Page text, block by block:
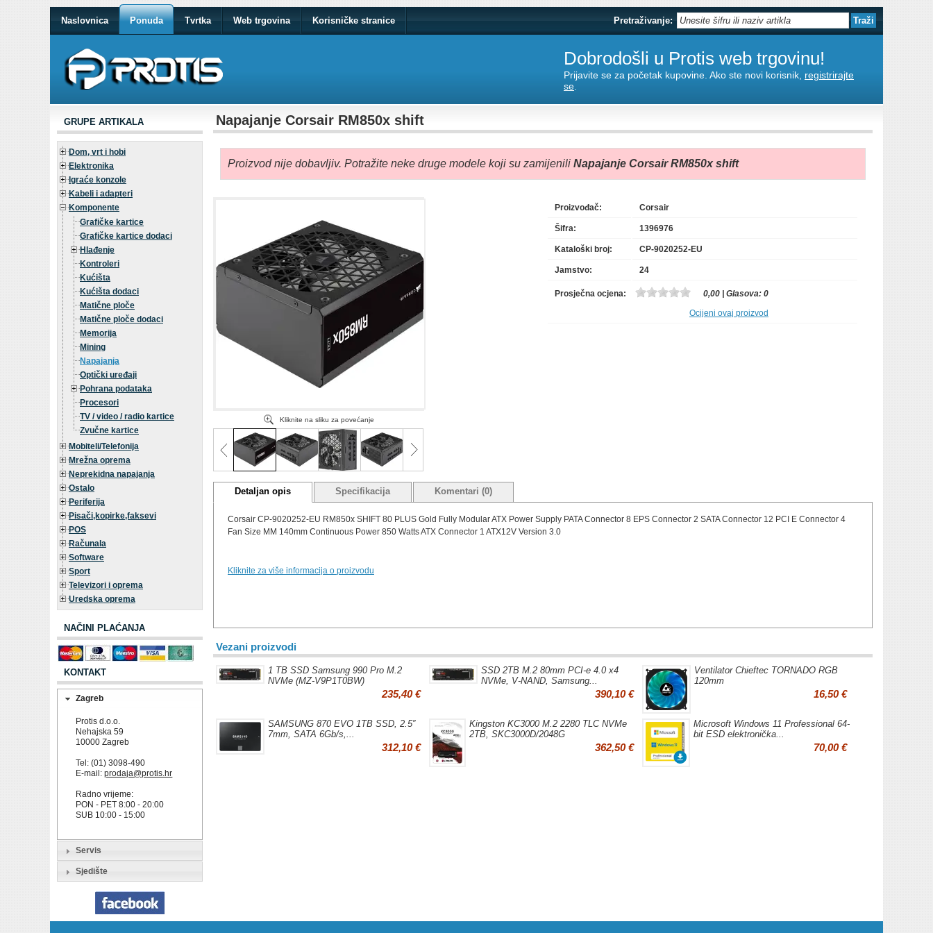
Naslovnica Ponuda Tvrtka Web trgovina Korisničke stranice Pretraživanje:
Dobrodošli u Protis web trgovinu!
Prijavite se za početak kupovine. Ako ste novi korisnik, registrirajte
se
GRUPE ARTIKALA
Dom, vrt i hobi
Elektronika
Igraće konzole
Kabeli i adapteri
Komponente
Grafičke kartice
Grafičke kartice dodaci
Hlađenje
Kontroleri
Kućišta
Kućišta dodaci
Matične ploče
Matične ploče dodaci
Memorija
Mining
Napajanja
Optički uređaji
Pohrana podataka
Procesori
TV / video / radio kartice
Zvučne kartice
Mobiteli/Telefonija
Mrežna oprema
Neprekidna napajanja
Ostalo
Periferija
Pisači,kopirke,faksevi
POS
Računala
Software
Sport
Televizori i oprema
Uredska oprema
NAČINI PLAĆANJA
KONTAKT
Zagreb
Protis d.o.o.
Nehajska 59
10000 Zagreb
Tel: (01) 3098-490
E-mail:prodaja@protis.hr
Radno vrijeme:
PON - PET 8:00 - 20:00
SUB 10:00 - 15:00
Servis
Sjedište
Napajanje Corsair RM850x shift
Proizvod nije dobavljiv. Potražite neke druge modele koji su zamijenili Napajanje Corsair RM850x shift
Kliknite na sliku za povećanje
Proizvođač: Corsair
Šifra: 1396976
Kataloški broj: CP-9020252-EU
Jamstvo: 24
Prosječna ocjena: 0,00 | Glasova: 0
Ocijeni ovaj proizvod
Detaljan opis Specifikacija Komentari (0)
Corsair CP-9020252-EU RM850x SHIFT 80 PLUS Gold Fully Modular ATX Power Supply PATA Connector 8 EPS Connector 2 SATA Connector 12 PCI E Connector 4
Fan Size MM 140mm Continuous Power 850 Watts ATX Connector 1 ATX12V Version 3.0
Kliknite za više informacija o proizvodu
Vezani proizvodi
1 TB SSD Samsung 990 Pro M.2
NVMe (MZ-V9P1T0BW)
235,40 €
SSD 2TB M.2 80mm PCI-e 4.0 x4
NVMe, V-NAND, Samsung...
390,10 €
Ventilator Chieftec TORNADO RGB
120mm
16,50 €
SAMSUNG 870 EVO 1TB SSD, 2.5”
7mm, SATA 6Gb/s,...
312,10 €
Kingston KC3000 M.2 2280 TLC NVMe
2TB, SKC3000D/2048G
362,50 €
Microsoft Windows 11 Professional 64-
bit ESD elektronička...
70,00 €